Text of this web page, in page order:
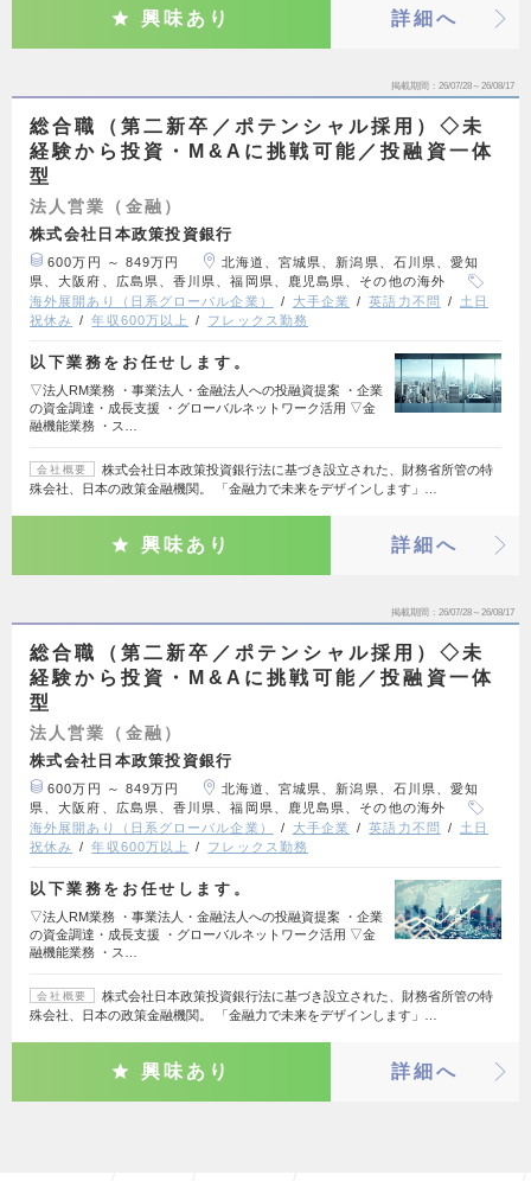
興味あり 詳細へ
掲載期間 26/07/28～26/08/17
総合職（第二新卒／ポテンシャル採用）◇未
経験から投資・M&Aに挑戦可能／投融資一体
型
法人営業（金融）
株式会社日本政策投資銀行
600万円 ～ 849万円
北海道、宮城県、新潟県、石川県、愛知
県、大阪府、広島県、香川県、福岡県、鹿児島県、その他の海外
海外展開あり（日系グローバル企業）
大手企業 英語力不問
土日
祝休み
年収600万以上 フレックス勤務
以下業務をお任せします。
▽法人RM業務 ・事業法人・金融法人への投融資提案 ・企業
の資金調達・成長支援 ・グローバルネットワーク活用 ▽金
融機能業務 ・ス…
会社概要
株式会社日本政策投資銀行法に基づき設立された、財務省所管の特
殊会社、日本の政策金融機関。 「金融力で未来をデザインします」…
興味あり 詳細へ
掲載期間 26/07/28～26/08/17
総合職（第二新卒／ポテンシャル採用）◇未
経験から投資・M&Aに挑戦可能／投融資一体
型
法人営業（金融）
株式会社日本政策投資銀行
600万円 ～ 849万円
北海道、宮城県、新潟県、石川県、愛知
県、大阪府、広島県、香川県、福岡県、鹿児島県、その他の海外
海外展開あり（日系グローバル企業）
大手企業 英語力不問
土日
祝休み
年収600万以上 フレックス勤務
以下業務をお任せします。
▽法人RM業務 ・事業法人・金融法人への投融資提案 ・企業
の資金調達・成長支援 ・グローバルネットワーク活用 ▽金
融機能業務 ・ス…
会社概要
株式会社日本政策投資銀行法に基づき設立された、財務省所管の特
殊会社、日本の政策金融機関。 「金融力で未来をデザインします」…
興味あり 詳細へ